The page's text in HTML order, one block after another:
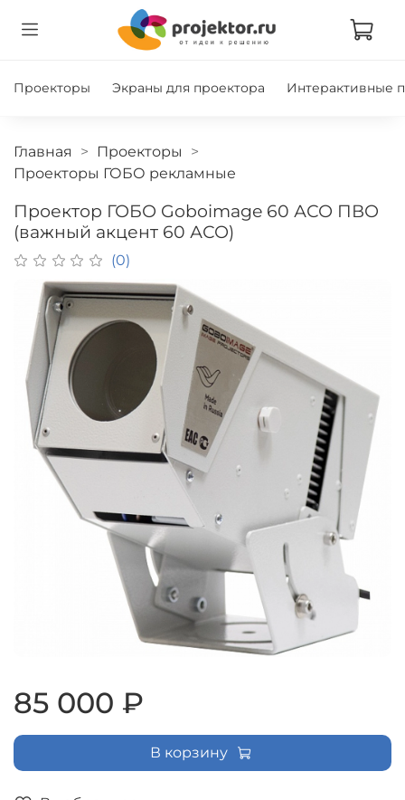
Проекторы Экраны для проектора Интерактивные
Главная
Проекторы
Проекторы ГОБО рекламные
Проектор ГОБО Goboimage 60 АСО ПВО
(важный акцент 60 АСО)
(0)
85 000 ₽
В корзину